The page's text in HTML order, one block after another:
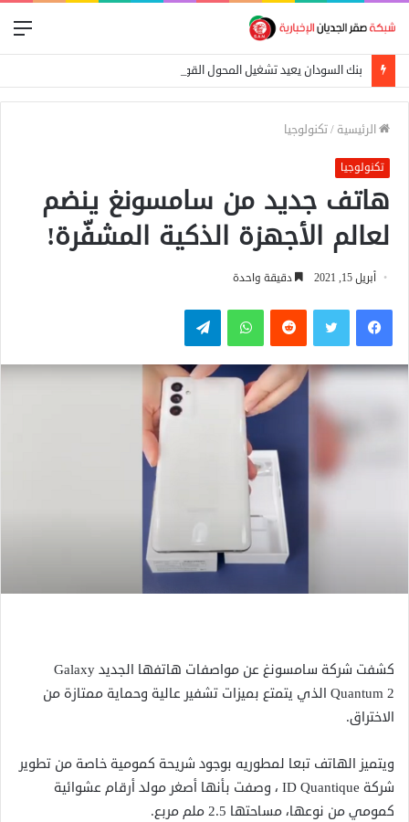
بنك السودان يعيد تشغيل المحول القومي للدفع الإلكتروني
الرئيسية /تكنولوجيا
تكنولوجيا
هاتف جديد من سامسونغ ينضم
لعالم الأجهزة الذكية المشفّرة!
أبريل 15, 2021 دقيقة واحدة
فيسبوكتويتر واتساب تيلقرام
كشفت شركة سامسونغ عن مواصفات هاتفها الجديد Galaxy
Quantum 2 الذي يتمتع بميزات تشفير عالية وحماية ممتازة من
الاختراق.
ويتميز الهاتف تبعا لمطوريه بوجود شريحة كمومية خاصة من تطوير
شركة ID Quantique ، وصفت بأنها أصغر مولد أرقام عشوائية
كمومي من نوعها، مساحتها 2.5 ملم مربع.